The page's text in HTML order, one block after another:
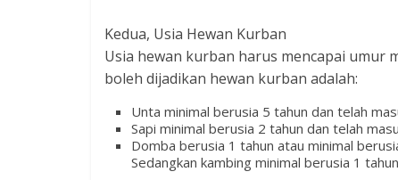
Kedua, Usia Hewan Kurban
Usia hewan kurban harus mencapai umur
boleh dijadikan hewan kurban adalah:
Unta minimal berusia 5 tahun dan telah
Sapi minimal berusia 2 tahun dan telah
Domba berusia 1 tahun atau minimal
Sedangkan kambing minimal berusia 1